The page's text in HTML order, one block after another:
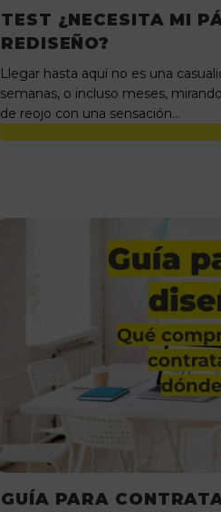
TEST ¿NECESITA MI
REDISEÑO?
Llegar hasta aquí no es una
semanas, o incluso meses,
de reojo con una sensación…
GUÍA PARA